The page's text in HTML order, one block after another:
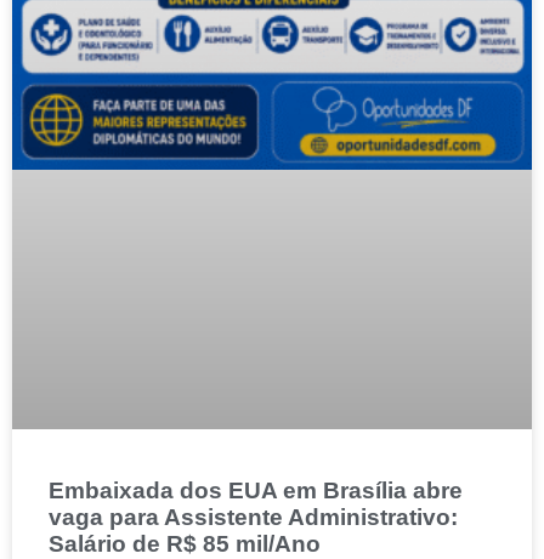
Embaixada dos EUA em Brasília abre
vaga para Assistente Administrativo:
Salário de R$ 85 mil/Ano